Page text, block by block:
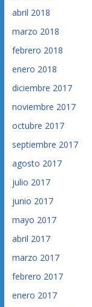
abril 2018
marzo 2018
febrero 2018
enero 2018
diciembre 2017
noviembre 2017
octubre 2017
septiembre 2017
agosto 2017
julio 2017
junio 2017
mayo 2017
abril 2017
marzo 2017
febrero 2017
enero 2017